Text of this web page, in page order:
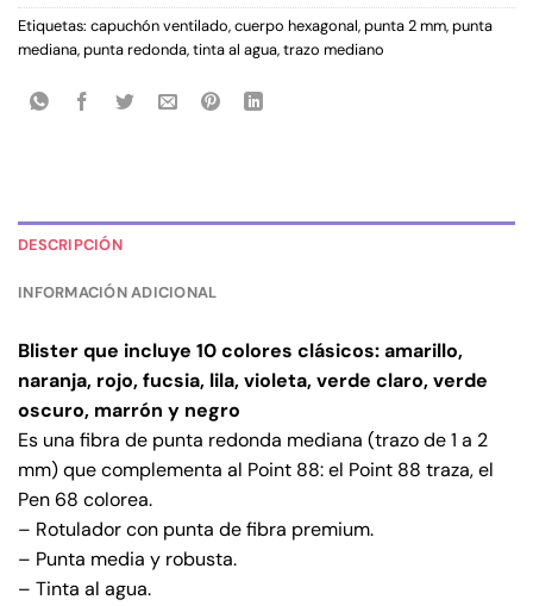
Etiquetas: capuchón ventilado,cuerpo hexagonal,punta 2 mm,punta
mediana,punta redonda,tinta al agua,trazo mediano
DESCRIPCIÓN
INFORMACIÓN ADICIONAL
Blister que incluye 10 colores clásicos: amarillo,
naranja, rojo, fucsia, lila, violeta, verde claro, verde
oscuro, marrón y negro
Es una fibra de punta redonda mediana (trazo de 1 a 2
mm) que complementa al Point 88: el Point 88 traza, el
Pen 68 colorea.
– Rotulador con punta de fibra premium.
– Punta media y robusta.
– Tinta al agua.